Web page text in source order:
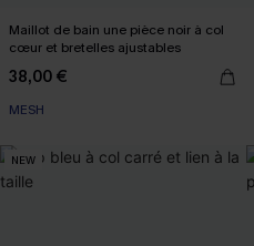
Maillot de bain une pièce noir à col
cœur et bretelles ajustables
38,00 €
MESH
NEW